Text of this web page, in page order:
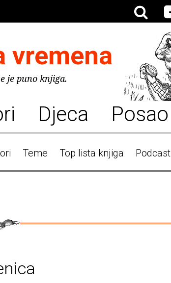
vremena
je puno knjiga.
Djeca Posao
Teme Top lista knjiga Podcast